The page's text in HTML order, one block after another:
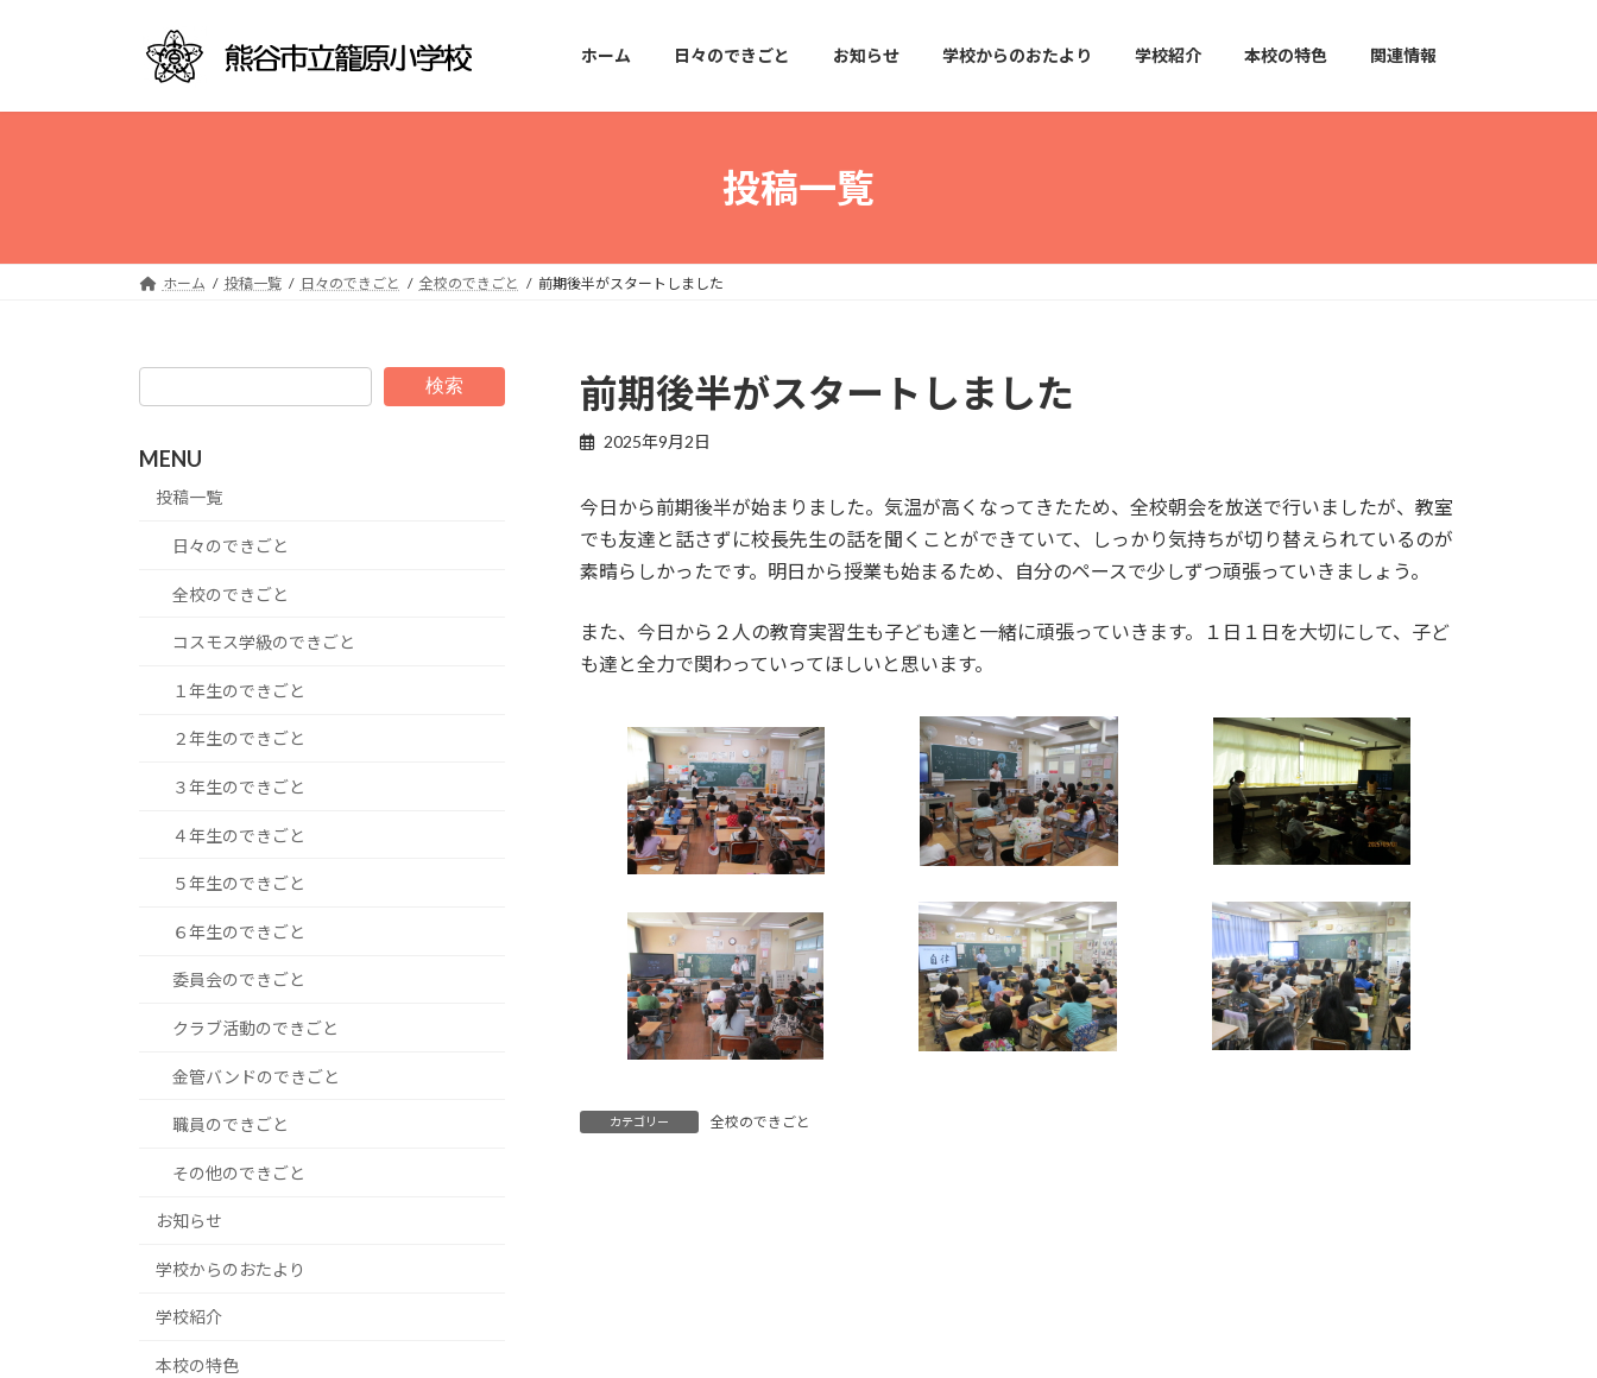
プ
動
ホーム 日々のできごと お知らせ 学校からのおたより 学校紹介 本校の特色 関連情報
投稿一覧
ホーム 投稿一覧 日々のできごと 全校のできごと 前期後半がスタートしました
前期後半がスタートしました
2025年9月2日
今日から前期後半が始まりました。気温が高くなってきたため、全校朝会を放送で行いましたが、教室
でも友達と話さずに校長先生の話を聞くことができていて、しっかり気持ちが切り替えられているのが
素晴らしかったです。明日から授業も始まるため、自分のペースで少しずつ頑張っていきましょう。
また、今日から２人の教育実習生も子ども達と一緒に頑張っていきます。１日１日を大切にして、子ど
も達と全力で関わっていってほしいと思います。
カテゴリー 全校のできごと
検索
MENU
投稿一覧
日々のできごと
全校のできごと
コスモス学級のできごと
１年生のできごと
２年生のできごと
３年生のできごと
４年生のできごと
５年生のできごと
６年生のできごと
委員会のできごと
クラブ活動のできごと
金管バンドのできごと
職員のできごと
その他のできごと
お知らせ
学校からのおたより
学校紹介
本校の特色